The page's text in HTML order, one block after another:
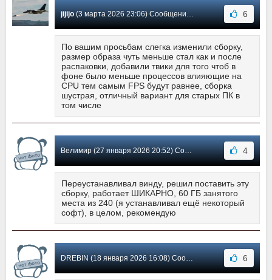
jijijo(3 марта 2026 23:06) Сообщение #5 6
По вашим просьбам слегка изменили сборку,
размер образа чуть меньше стал как и после
распаковки, добавили твики для того чтоб в
фоне было меньше процессов влияющие на
CPU тем самым FPS будут равнее, сборка
шустрая, отличный вариант для старых ПК в
том числе
Велимир (27 января 2026 20:52) Сообщение #4 4
Переустанавливал винду, решил поставить эту
сборку, работает ШИКАРНО, 60 ГБ занятого
места из 240 (я устанавливал ещё некоторый
софт), в целом, рекомендую
DREBIN (18 января 2026 16:08) Сообщение #3 6